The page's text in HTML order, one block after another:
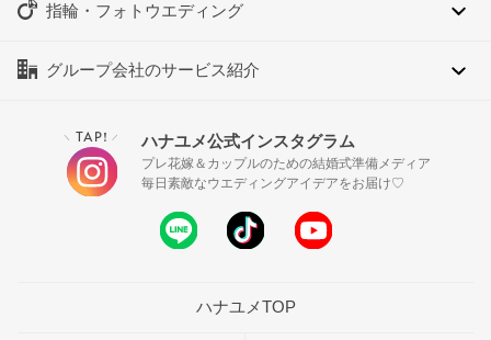
指輪・フォトウエディング
グループ会社のサービス紹介
＼ TAP! ／ ハナユメ公式インスタグラム
プレ花嫁＆カップルのための結婚式準備メディア
毎日素敵なウエディングアイデアをお届け♡
ハナユメTOP